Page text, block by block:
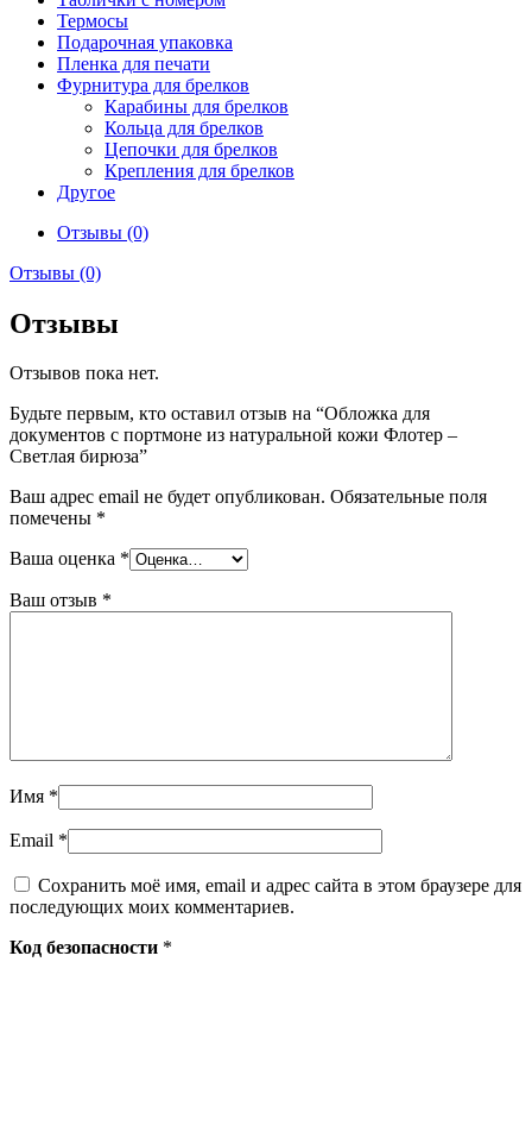
Термосы
Подарочная упаковка
Пленка для печати
Фурнитура для брелков
Карабины для брелков
Кольца для брелков
Цепочки для брелков
Крепления для брелков
Другое
Отзывы (0)
Отзывы (0)
Отзывы
Отзывов пока нет.
Будьте первым, кто оставил отзыв на “Обложка для
документов с портмоне из натуральной кожи Флотер –
Светлая бирюза”
Ваш адрес email не будет опубликован. Обязательные поля
помечены *
Ваша оценка *
Ваш отзыв *
Имя *
Email *
Сохранить моё имя, email и адрес сайта в этом браузере для
последующих моих комментариев.
Код безопасности *